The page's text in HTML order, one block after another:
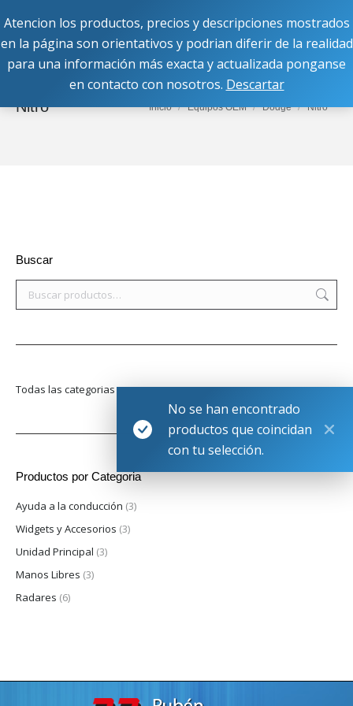
Buscar:
Nitro Estás aquí:
Inicio Equipos OEM Dodge Nitro
No se han encontrado
productos que coincidan
con tu selección.
Buscar
Todas las categorias
Productos por Categoria
Ayuda a la conducción (3)
Widgets y Accesorios (3)
Unidad Principal (3)
Manos Libres (3)
Radares (6)
Atencion los productos, precios y descripciones mostrados
en la página son orientativos y podrian diferir de la realidad
para una información más exacta y actualizada ponganse
en contacto con nosotros. Descartar